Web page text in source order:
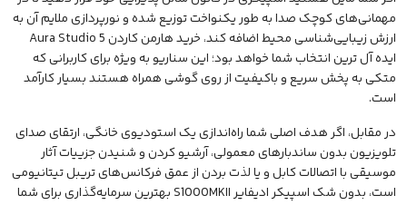
مهمانی‌های کوچک صدا به طور یکنواخت توزیع شده و نورپردازی ملایم آن به
ارزش زیبایی‌شناسی محیط اضافه کند، خرید هارمن کاردن Aura Studio 5
ایده آل ترین انتخاب شما خواهد بود؛ این سناریو به ویژه برای کاربرانی که
متکی به پخش سریع و باکیفیت از روی گوشی همراه هستند بسیار کارآمد
است.
در مقابل، اگر هدف اصلی شما راه‌اندازی یک استودیوی خانگی، ارتقای صدای
تلویزیون بدون ساندبارهای معمولی، آرشیو کردن و شنیدن جزییات آثار
موسیقی با اتصالات کابل و یا لذت بردن از عمق فرکانس‌های تریبل تیتانیومی
است، بدون شک اسپیکر ادیفایر S1000MKII بهترین سرمایه‌گذاری برای شما